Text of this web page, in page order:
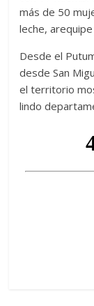
más de 50
leche,
Desde el
desde San
el territorio
lindo